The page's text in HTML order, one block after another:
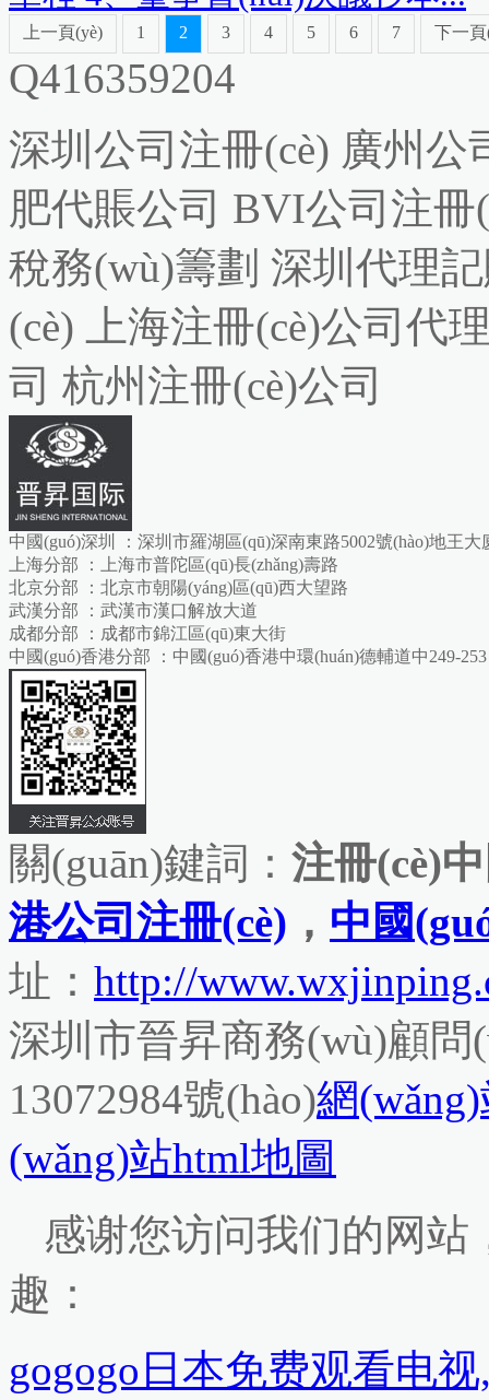
上一頁(yè) 1 2 3 4 5 6 7 下一頁
Q416359204
深圳公司注冊(cè) 廣州公
肥代賬公司 BVI公司注冊
稅務(wù)籌劃 深圳代理
(cè)
上海注冊(cè)公司代
司 杭州注冊(cè)公司
中國(guó)深圳 ：深圳市羅湖區(qū)深南東路5002號(hào)地王大
上海分部 ：上海市普陀區(qū)長(zhǎng)壽路
北京分部 ：北京市朝陽(yáng)區(qū)西大望路
武漢分部 ：武漢市漢口解放大道
成都分部 ：成都市錦江區(qū)東大街
中國(guó)香港分部 ：中國(guó)香港中環(huán)德輔道中249-253
關(guān)鍵詞： 注冊(cè)中
港公司注冊(cè) ， 中國
址： http://
深圳市晉昇商務(wù)顧
13072984號(hào)網
(wǎng)站html地圖
感谢您访问我们的网站
趣：
gogogo日本免费观看电